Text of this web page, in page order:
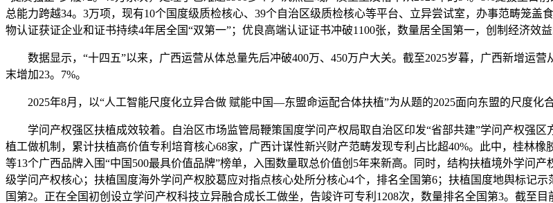
总能力跨越34。3万项，现有10个国度级质检核心、39个自治区级质检核心等平台、立异尝试室，办事范畴笼
物认证获证企业和证书持续4年居全国“双第一”；优良高端认证证书冲破1100张，数量居全国第一，创制经济效益
数据显示，“十四五”以来，广西运营从体总量先后冲破400万、450万户大关。截至2025岁暮，广西新增运营
末增加23。7%。
2025年8月，以“人工智能尺度化立异合做 赋能中国—东盟命运配合体扶植”为从题的2025面向东盟的尺度化合
学问产权强区扶植成效较着。自治区市场监管局鞭策国度学问产权局取自治区印发“省部共建”学问产权强
植工做机制，累计扶植高价值专利培育核心68家，广西计谋性新兴财产范畴发现专利占比超40%。此中，桂林
等13个广西品牌入围“中国500最具价值品牌”榜单，入围数量取总价值创5年来新高。同时，结构扶植境外学问
级学问产权核心；扶植国度海外学问产权胶葛应对指点核心处所分核心4个，排名全国第6；扶植国度地舆标记
国第2。正在全国初创设立学问产权科技立异融合成长工做坐，告竣许可专利1208次，数量排名全国第3。截至